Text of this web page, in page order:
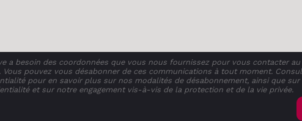
a besoin des coordonnées que vous nous fournissez pour vous contacter
Vous pouvez vous désabonner de ces communications à tout moment.
pour en savoir plus sur nos modalités de désabonnement, ainsi que sur
et sur notre engagement vis-à-vis de la protection et de la vie privée.